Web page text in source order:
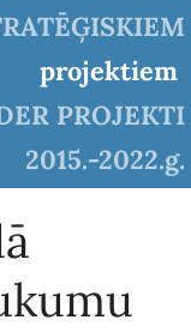
projektiem
PROJEKTI
2015.-2022.g.